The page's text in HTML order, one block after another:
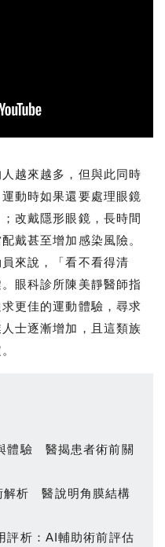
越來越多，但與此同時
動時如果還要處理眼鏡
改戴隱形眼鏡，長時間
戴甚至增加感染風險。
來說，「看不看得清
眼科診所陳美靜醫師指
更佳的運動體驗，尋求
士逐漸增加，且這類族
體驗 醫揭患者術前關
解析 醫說明角膜結構
評析：AI輔助術前評估